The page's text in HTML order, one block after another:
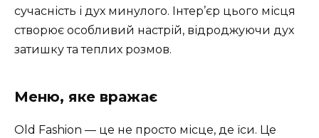
сучасність і дух минулого. Інтер’єр цього місця
створює особливий настрій, відроджуючи дух
затишку та теплих розмов.
Меню, яке вражає
Old Fashion — це не просто місце, де їси. Це